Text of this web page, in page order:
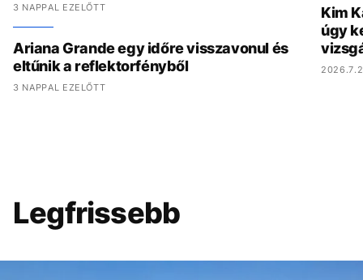
3 NAPPAL EZELŐTT
Ariana Grande egy időre visszavonul és
eltűnik a reflektorfényből
3 NAPPAL EZELŐTT
Kim
úgy
Legfrissebb